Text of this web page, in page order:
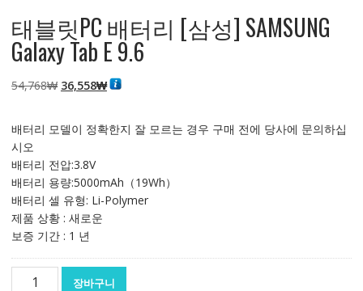
태블릿PC 배터리 [삼성] SAMSUNG
Galaxy Tab E 9.6
54,768₩ 원
격:
36,558₩현
격:
배터리 모델이 정확한지 잘 모르는 경우 구매 전에 당사에 문의하십
시오
배터리 전압:3.8V
배터리 용량:5000mAh（19Wh）
배터리 셀 유형: Li-Polymer
제품 상황 : 새로운
보증 기간 : 1 년
장바구니